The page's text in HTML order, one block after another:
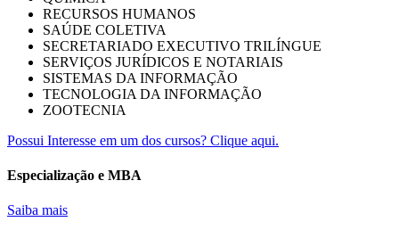
RECURSOS HUMANOS
SAÚDE COLETIVA
SECRETARIADO EXECUTIVO TRILÍNGUE
SERVIÇOS JURÍDICOS E NOTARIAIS
SISTEMAS DA INFORMAÇÃO
TECNOLOGIA DA INFORMAÇÃO
ZOOTECNIA
Possui Interesse em um dos cursos? Clique aqui.
Especialização e MBA
Saiba mais